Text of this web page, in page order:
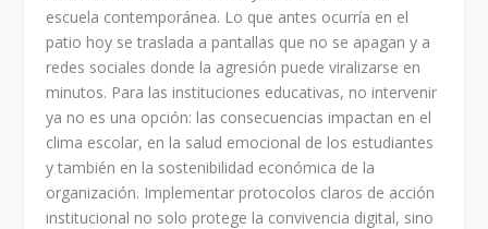
escuela contemporánea. Lo que antes ocurría en el
patio hoy se traslada a pantallas que no se apagan y a
redes sociales donde la agresión puede viralizarse en
minutos. Para las instituciones educativas, no intervenir
ya no es una opción: las consecuencias impactan en el
clima escolar, en la salud emocional de los estudiantes
y también en la sostenibilidad económica de la
organización. Implementar protocolos claros de acción
institucional no solo protege la convivencia digital, sino